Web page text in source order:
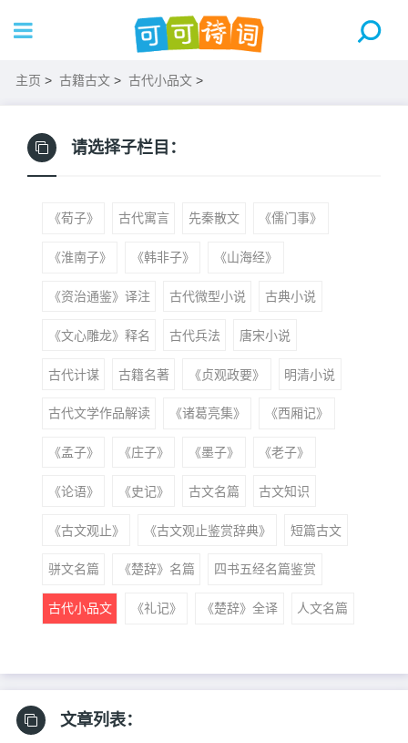
主页 > 古籍古文 > 古代小品文 >
请选择子栏目：
《荀子》 古代寓言 先秦散文 《儒门事》
《淮南子》 《韩非子》 《山海经》
《资治通鉴》译注 古代微型小说 古典小说
《文心雕龙》释名 古代兵法 唐宋小说
古代计谋 古籍名著 《贞观政要》 明清小说
古代文学作品解读 《诸葛亮集》 《西厢记》
《孟子》 《庄子》 《墨子》 《老子》
《论语》 《史记》 古文名篇 古文知识
《古文观止》 《古文观止鉴赏辞典》 短篇古文
骈文名篇 《楚辞》名篇 四书五经名篇鉴赏
古代小品文 《礼记》 《楚辞》全译 人文名篇
文章列表：